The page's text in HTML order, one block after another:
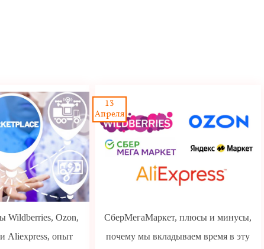
Ozon,
Aliexpress, опыт
13
Апреля
СберМегаМаркет, плюсы и минусы,
почему мы вкладываем время в эту